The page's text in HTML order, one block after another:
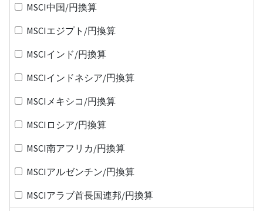
MSCI中国/円換算
MSCIエジプト/円換算
MSCIインド/円換算
MSCIインドネシア/円換算
MSCIメキシコ/円換算
MSCIロシア/円換算
MSCI南アフリカ/円換算
MSCIアルゼンチン/円換算
MSCIアラブ首長国連邦/円換算